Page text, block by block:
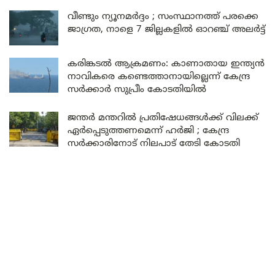
വീണ്ടും ന്യൂനമർദ്ദം ; സംസ്ഥാനത്ത് പരക്കെ
ജാഗ്രത, നാളെ 7 ജില്ലകളിൽ ഓറഞ്ച് അലർട്ട്
കരിങ്കടൽ ആക്രമണം: കാണാതായ ഇന്ത്യൻ
നാവികരെ കണ്ടെത്താനായില്ലെന്ന് കേന്ദ്ര
സർക്കാർ സുപ്രീം കോടതിയിൽ
ജന്തർ മന്തറിൽ പ്രതിഷേധങ്ങൾക്ക് വിലക്ക്
ഏർപ്പെടുത്തണമെന്ന് ഹർജി ; കേന്ദ്ര
സർക്കാരിനോട് നിലപാട് തേടി കോടതി